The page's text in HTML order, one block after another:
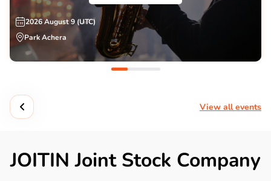
2026 August 9 (UTC)
Park Achera
View all events
JOITIN Joint Stock Company